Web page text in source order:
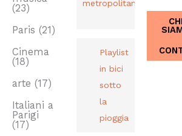
CHI
metropolitana
Playlist
in bici
sotto
la
pioggia
(23)
Paris(21)
Cinema
(18)
arte(17)
Italiani a
Parigi
(17)